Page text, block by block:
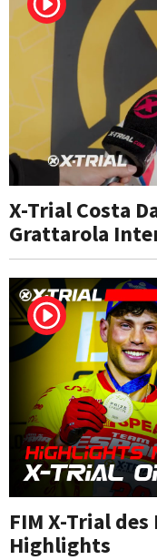
X-Trial Costa
Grattarola
FIM X-Trial
Highlights